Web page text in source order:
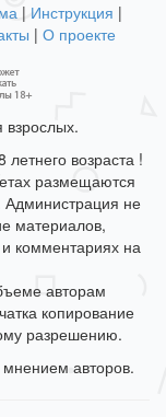
| Инструкция |
| О проекте
взрослых.
возраста !
размещаются
Администрация не
материалов,
комментариях на
авторам
копирование
разрешению.
авторов.